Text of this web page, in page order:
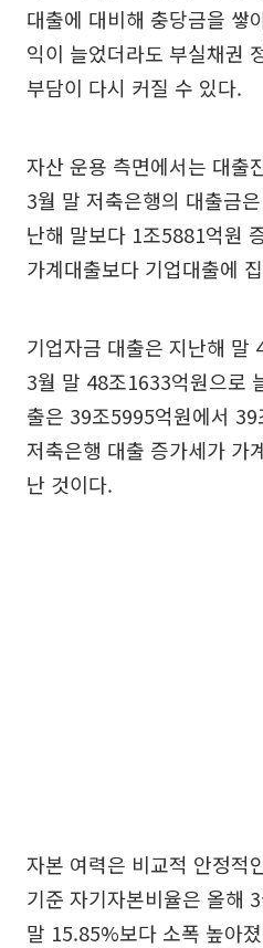
대출에 대비해 충당금을 쌓
익이 늘었더라도 부실채권
부담이 다시 커질 수 있다.
자산 운용 측면에서는 대출
3월 말 저축은행의 대출금
난해 말보다 1조5881억원
가계대출보다 기업대출에
기업자금 대출은 지난해 말
3월 말 48조1633억원으로
출은 39조5995억원에서
저축은행 대출 증가세가 가
난 것이다.
자본 여력은 비교적 안정적
기준 자기자본비율은 올해
말 15.85%보다 소폭 높아